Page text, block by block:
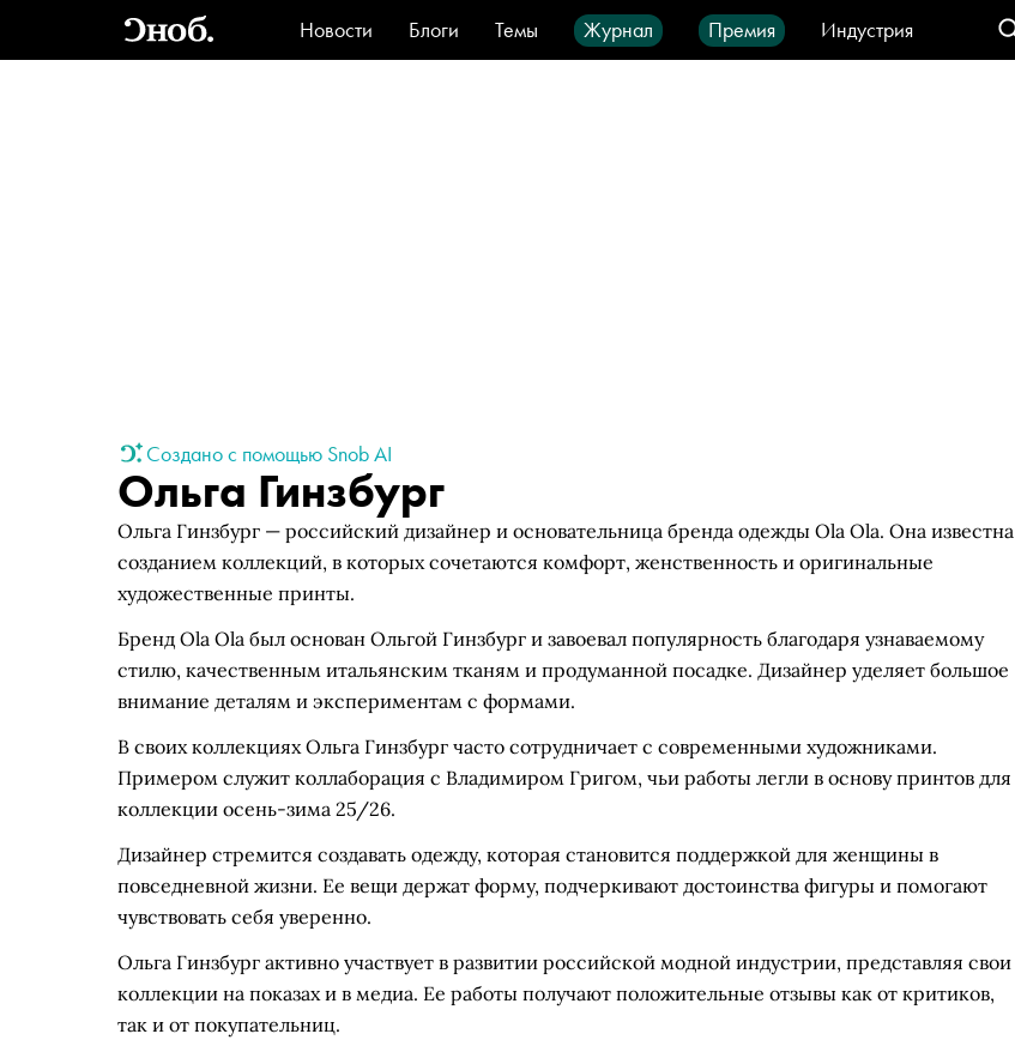
Новости Блоги Темы Журнал Премия
Индустрия
Стиль
Видео Город IT-продукты
Создано с помощью Snob AI
Ольга Гинзбург
Ольга Гинзбург — российский дизайнер и основательница бренда одежды Ola Ola. Она известна
созданием коллекций, в которых сочетаются комфорт, женственность и оригинальные
художественные принты.
Бренд Ola Ola был основан Ольгой Гинзбург и завоевал популярность благодаря узнаваемому
стилю, качественным итальянским тканям и продуманной посадке. Дизайнер уделяет большое
внимание деталям и экспериментам с формами.
В своих коллекциях Ольга Гинзбург часто сотрудничает с современными художниками.
Примером служит коллаборация с Владимиром Григом, чьи работы легли в основу принтов для
коллекции осень-зима 25/26.
Дизайнер стремится создавать одежду, которая становится поддержкой для женщины в
повседневной жизни. Ее вещи держат форму, подчеркивают достоинства фигуры и помогают
чувствовать себя уверенно.
Ольга Гинзбург активно участвует в развитии российской модной индустрии, представляя свои
коллекции на показах и в медиа. Ее работы получают положительные отзывы как от критиков,
так и от покупательниц.